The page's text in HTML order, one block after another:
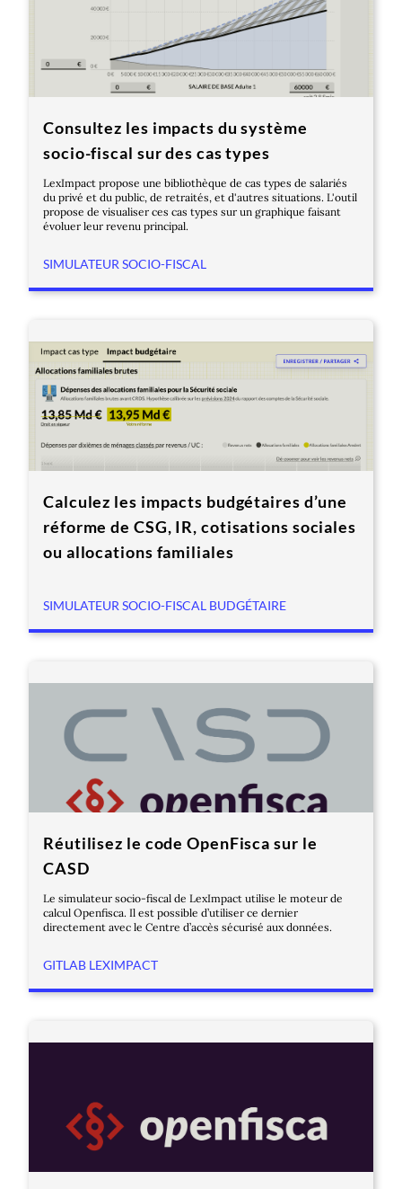
Consultez les impacts du système
socio-fiscal sur des cas types
LexImpact propose une bibliothèque de cas types de salariés
du privé et du public, de retraités, et d'autres situations. L'outil
propose de visualiser ces cas types sur un graphique faisant
évoluer leur revenu principal.
SIMULATEUR SOCIO-FISCAL
Calculez les impacts budgétaires d’une
réforme de CSG, IR, cotisations sociales
ou allocations familiales
SIMULATEUR SOCIO-FISCAL BUDGÉTAIRE
Réutilisez le code OpenFisca sur le
CASD
Le simulateur socio-fiscal de LexImpact utilise le moteur de
calcul Openfisca. Il est possible d’utiliser ce dernier
directement avec le Centre d’accès sécurisé aux données.
GITLAB LEXIMPACT